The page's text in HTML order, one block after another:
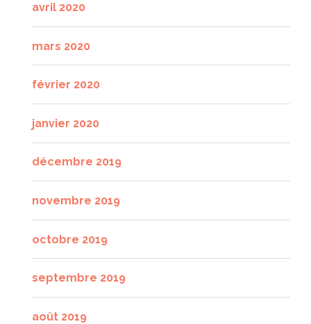
avril 2020
mars 2020
février 2020
janvier 2020
décembre 2019
novembre 2019
octobre 2019
septembre 2019
août 2019